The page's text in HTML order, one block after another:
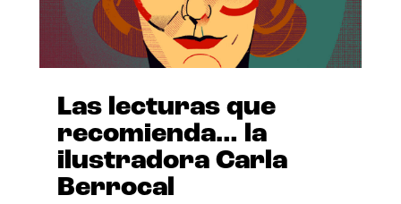
Las lecturas que
recomienda… la
ilustradora Carla
Berrocal